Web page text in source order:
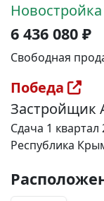
Новостройка
6 436 080 ₽
Свободная
Победа
Застройщик
Сдача 1 квартал
Республика